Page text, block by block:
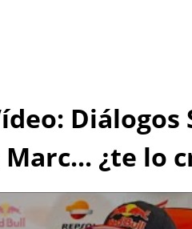
Diálogos
Marc... ¿te lo